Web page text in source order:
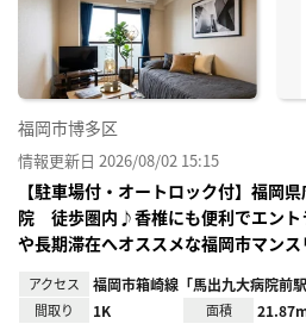
福岡市博多区
情報更新日 2026/08/02 15:15
【駐車場付・オートロック付】福岡
院 徒歩圏内♪香椎にも便利でエント
や長期滞在へオススメな福岡市マンス
アクセス 福岡市箱崎線「馬出九大病院前
間取り 1K 面積